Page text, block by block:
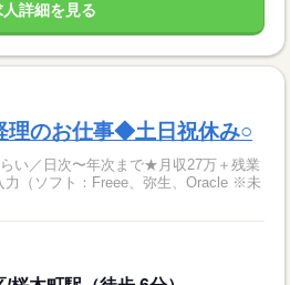
人詳細を見る
理のお仕事◆土日祝休み○
い／日次〜年次まで★月収27万＋残業
（ソフト：Freee、弥生、Oracle ※未